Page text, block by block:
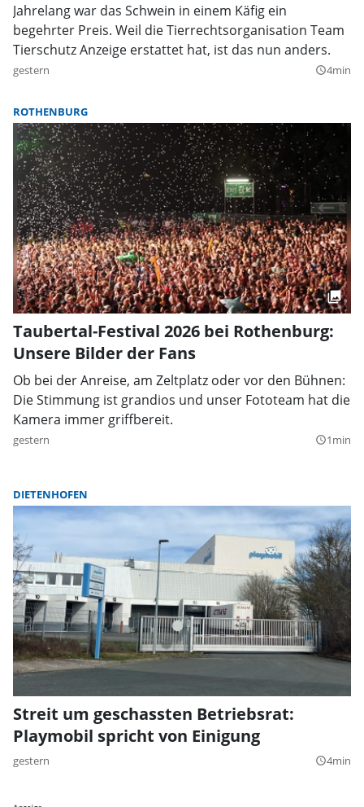
Jahrelang war das Schwein in einem Käfig ein
begehrter Preis. Weil die Tierrechtsorganisation Team
Tierschutz Anzeige erstattet hat, ist das nun anders.
gestern query_builder4min
ROTHENBURG
Taubertal-Festival 2026 bei Rothenburg:
Unsere Bilder der Fans
Ob bei der Anreise, am Zeltplatz oder vor den Bühnen:
Die Stimmung ist grandios und unser Fototeam hat die
Kamera immer griffbereit.
gestern query_builder1min
DIETENHOFEN
Streit um geschassten Betriebsrat:
Playmobil spricht von Einigung
gestern query_builder4min